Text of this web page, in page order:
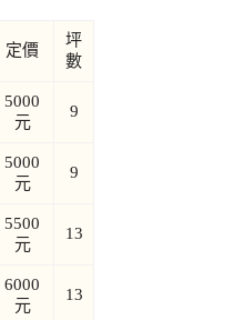
定價
坪
數
5000
元
9
5000
元
9
5500
元
13
6000
元
13